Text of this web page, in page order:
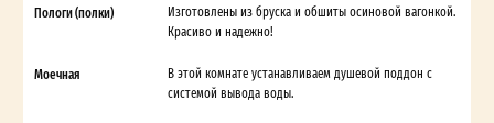
Пологи (полки)
Изготовлены из бруска и обшиты осиновой вагонкой.
Красиво и надежно!
Моечная
В этой комнате устанавливаем душевой поддон с
системой вывода воды.